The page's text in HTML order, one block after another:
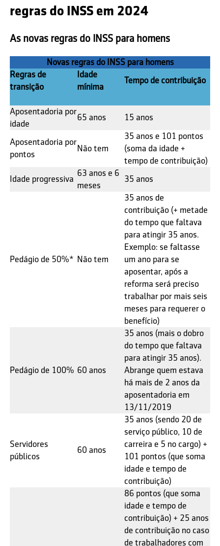
regras do INSS em 2024
As novas regras do INSS para homens
Novas regras do INSS para homens
Regras de
transição
Idade
mínima
Tempo de contribuição
Aposentadoria por
idade
65 anos 15 anos
Aposentadoria por
pontos
Não tem
35 anos e 101 pontos
(soma da idade +
tempo de contribuição)
Idade progressiva
63 anos e 6
meses
35 anos
Pedágio de 50%* Não tem
35 anos de
contribuição (+ metade
do tempo que faltava
para atingir 35 anos.
Exemplo: se faltasse
um ano para se
aposentar, após a
reforma será preciso
trabalhar por mais seis
meses para requerer o
benefício)
Pedágio de 100% 60 anos
35 anos (mais o dobro
do tempo que faltava
para atingir 35 anos).
Abrange quem estava
há mais de 2 anos da
aposentadoria em
13/11/2019
Servidores
públicos
60 anos
35 anos (sendo 20 de
serviço público, 10 de
carreira e 5 no cargo) +
101 pontos (que soma
idade e tempo de
contribuição)
86 pontos (que soma
idade e tempo de
contribuição) + 25 anos
de contribuição no caso
de trabalhadores com